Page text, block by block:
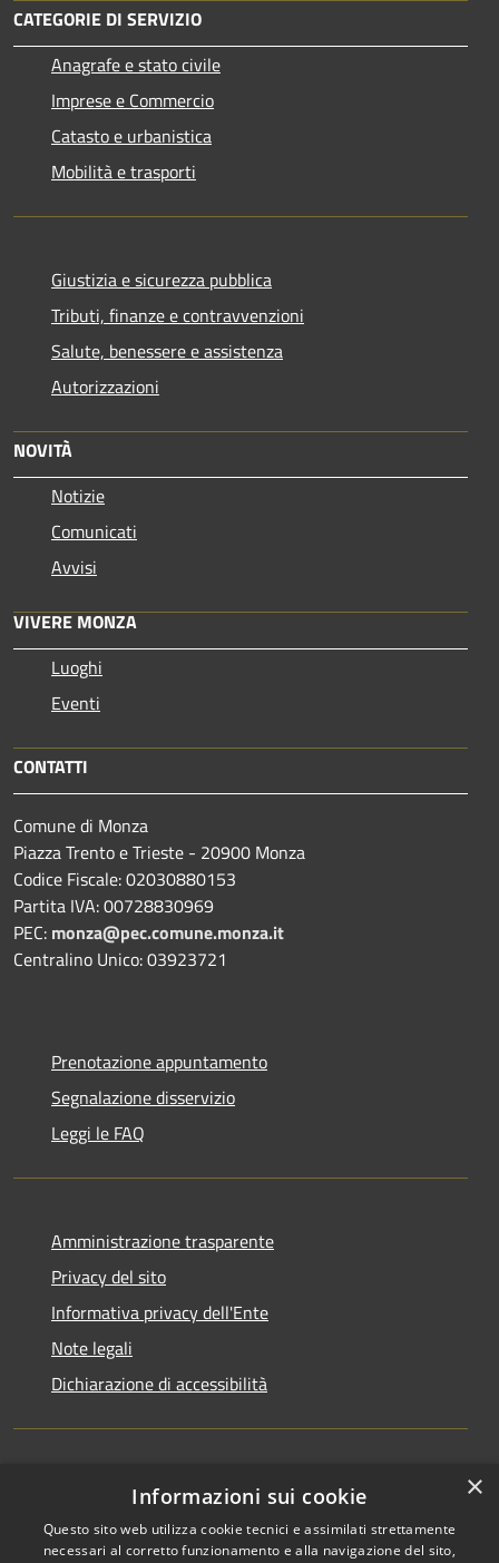
CATEGORIE DI SERVIZIO
Anagrafe e stato civile
Imprese e Commercio
Catasto e urbanistica
Mobilità e trasporti
Giustizia e sicurezza pubblica
Tributi, finanze e contravvenzioni
Salute, benessere e assistenza
Autorizzazioni
NOVITÀ
Notizie
Comunicati
Avvisi
VIVERE MONZA
Luoghi
Eventi
CONTATTI
Comune di Monza
Piazza Trento e Trieste - 20900 Monza
Codice Fiscale: 02030880153
Partita IVA: 00728830969
PEC: monza@pec.comune.monza.it
Centralino Unico: 03923721
Prenotazione appuntamento
Segnalazione disservizio
Leggi le FAQ
Amministrazione trasparente
Privacy del sito
Informativa privacy dell'Ente
Note legali
Dichiarazione di accessibilità
Newsletter ×
Informazioni sui cookie
Questo sito web utilizza cookie tecnici e assimilati strettamente
necessari al corretto funzionamento e alla navigazione del sito,